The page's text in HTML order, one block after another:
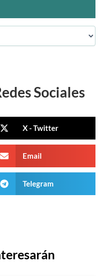
Sociales
X - Twitter
Email
Telegram